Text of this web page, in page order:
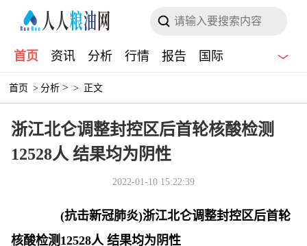
首页 资讯 分析 行情 报告 国际
首页 > 分析 > > 正文
浙江北仑调整封控区后首轮核酸检测
12528人 结果均为阴性
2022-01-10 15:22:39
(抗击新冠肺炎)浙江北仑调整封控区后首轮
核酸检测12528人 结果均为阴性